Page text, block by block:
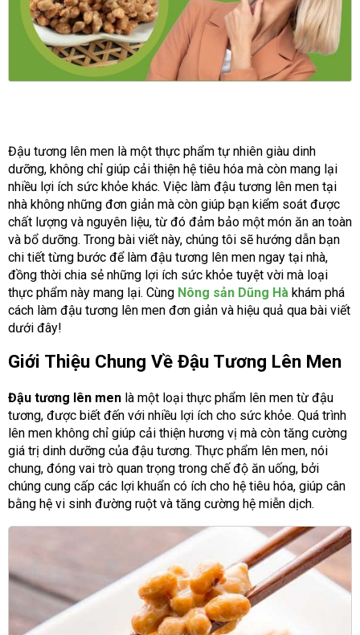
Đậu tương lên men là một thực phẩm tự nhiên giàu dinh
dưỡng, không chỉ giúp cải thiện hệ tiêu hóa mà còn mang lại
nhiều lợi ích sức khỏe khác. Việc làm đậu tương lên men tại
nhà không những đơn giản mà còn giúp bạn kiểm soát được
chất lượng và nguyên liệu, từ đó đảm bảo một món ăn an toàn
và bổ dưỡng. Trong bài viết này, chúng tôi sẽ hướng dẫn bạn
chi tiết từng bước để làm đậu tương lên men ngay tại nhà,
đồng thời chia sẻ những lợi ích sức khỏe tuyệt vời mà loại
thực phẩm này mang lại. Cùng Nông sản Dũng Hà khám phá
cách làm đậu tương lên men đơn giản và hiệu quả qua bài viết
dưới đây!
Giới Thiệu Chung Về Đậu Tương Lên Men
Đậu tương lên men là một loại thực phẩm lên men từ đậu
tương, được biết đến với nhiều lợi ích cho sức khỏe. Quá trình
lên men không chỉ giúp cải thiện hương vị mà còn tăng cường
giá trị dinh dưỡng của đậu tương. Thực phẩm lên men, nói
chung, đóng vai trò quan trọng trong chế độ ăn uống, bởi
chúng cung cấp các lợi khuẩn có ích cho hệ tiêu hóa, giúp cân
bằng hệ vi sinh đường ruột và tăng cường hệ miễn dịch.